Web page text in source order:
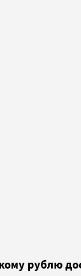
рублю